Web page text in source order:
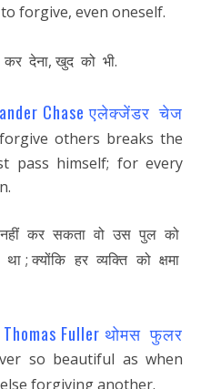
forgive, even oneself.
देना, खुद को भी.
Chase एलेक्जेंडर चेज
others breaks the
pass himself; for every
नहीं कर सकता वो उस पुल को
; क्योंकि हर व्यक्ति को क्षमा
Thomas Fuller थोमस फुलर
so beautiful as when
forgiving another.